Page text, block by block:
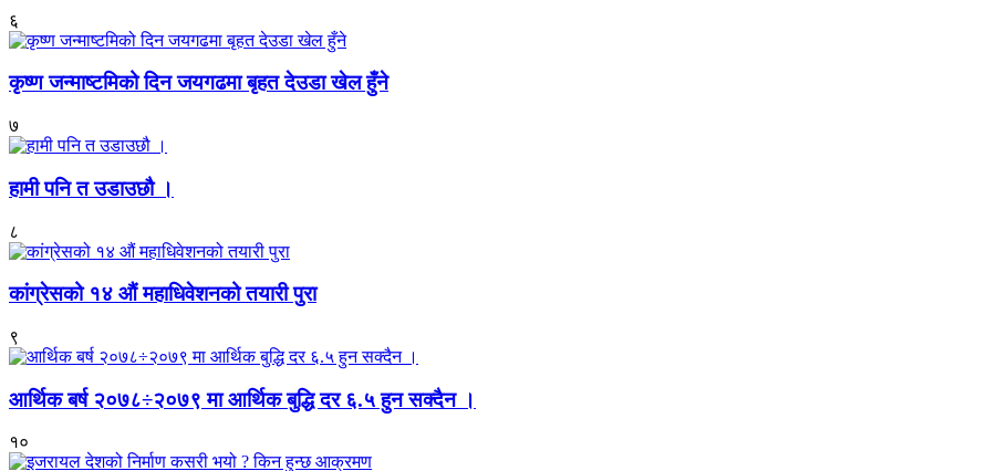
६
कृष्ण जन्माष्टमिको दिन जयगढमा बृहत देउडा खेल हुँने
७
हामी पनि त उडाउछौ ।
८
कांग्रेसको १४ औं महाधिवेशनको तयारी पुरा
९
आर्थिक बर्ष २०७८÷२०७९ मा आर्थिक बुद्धि दर ६.५ हुन सक्दैन ।
१०